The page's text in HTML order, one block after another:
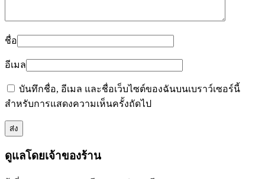
ชื่อ
อีเมล
บันทึกชื่อ, อีเมล และชื่อเว็บไซต์ของฉันบนเบราว์เซอร์นี้
สำหรับการแสดงความเห็นครั้งถัดไป
ดูแลโดยเจ้าของร้าน